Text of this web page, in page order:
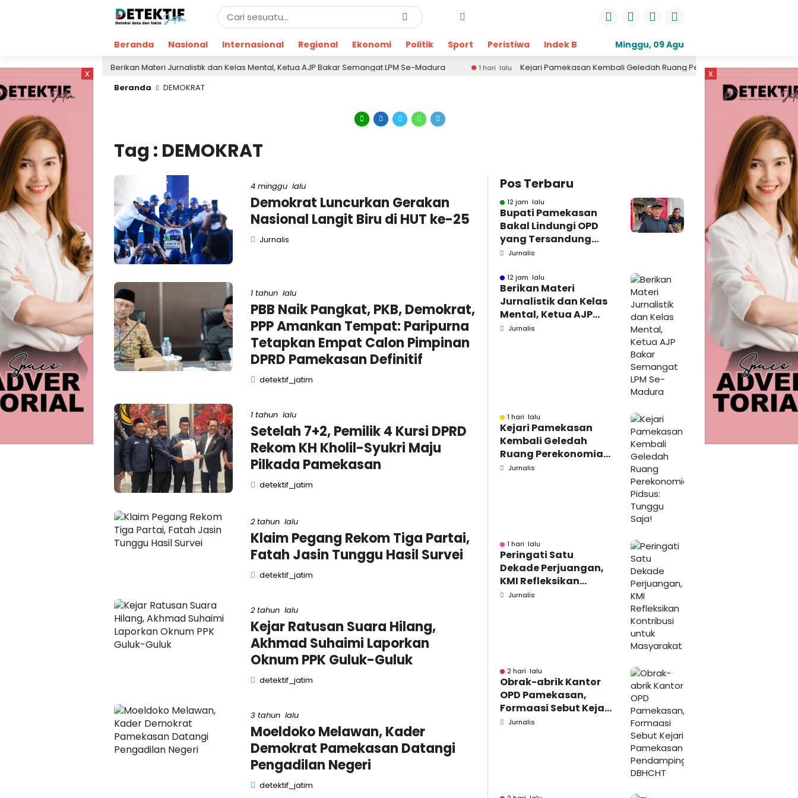
Beranda Nasional Internasional Regional Ekonomi Politik Sport Peristiwa Indek Berita Opini Daerah
Minggu, 09 Agu
2026
x
12 jam lalu Berikan Materi Jurnalistik dan Kelas Mental, Ketua AJP Bakar Semangat LPM Se-Madura 1 hari lalu
Kejari Pamekasan Kembali Geledah Ruang Perekonomian, Pidsus: Tunggu Saja!
Beranda
DEMOKRAT
Tag : DEMOKRAT
4 minggu lalu
Demokrat Luncurkan Gerakan
Nasional Langit Biru di HUT ke-25
Jurnalis
1 tahun lalu
PBB Naik Pangkat, PKB, Demokrat,
PPP Amankan Tempat: Paripurna
Tetapkan Empat Calon Pimpinan
DPRD Pamekasan Definitif
detektif_jatim
1 tahun lalu
Setelah 7+2, Pemilik 4 Kursi DPRD
Rekom KH Kholil-Syukri Maju
Pilkada Pamekasan
detektif_jatim
2 tahun lalu
Klaim Pegang Rekom Tiga Partai,
Fatah Jasin Tunggu Hasil Survei
detektif_jatim
2 tahun lalu
Kejar Ratusan Suara Hilang,
Akhmad Suhaimi Laporkan
Oknum PPK Guluk-Guluk
detektif_jatim
3 tahun lalu
Moeldoko Melawan, Kader
Demokrat Pamekasan Datangi
Pengadilan Negeri
detektif_jatim
Pos Terbaru
12 jam lalu
Bupati Pamekasan
Bakal Lindungi OPD
yang Tersandung
Dugaan Korupsi
Jurnalis
12 jam lalu
Berikan Materi
Jurnalistik dan Kelas
Mental, Ketua AJP
Bakar Semangat LPM
Jurnalis
1 hari lalu
Kejari Pamekasan
Kembali Geledah
Ruang Perekonomian,
Pidsus: Tunggu Saja!
Jurnalis
1 hari lalu
Peringati Satu
Dekade Perjuangan,
KMI Refleksikan
Kontribusi untuk
Jurnalis
2 hari lalu
Obrak-abrik Kantor
OPD Pamekasan,
Formaasi Sebut Kejari
Pamekasan
Jurnalis
x